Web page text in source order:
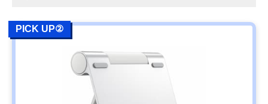
PICK UP②